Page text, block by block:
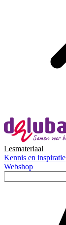
Lesmateriaal
Kennis en inspiratie
Webshop